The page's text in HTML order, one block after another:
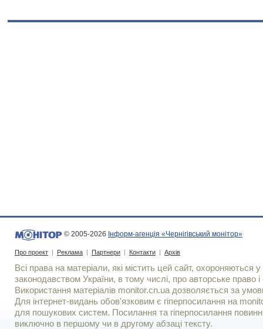
© 2005-2026 Інформ-агенція «Чернігівський монітор»
Про проект | Реклама | Партнери | Контакти | Архів
Всі права на матеріали, які містить цей сайт, охороняються у
законодавством України, в тому числі, про авторське право і
Використання матерiалiв monitor.cn.ua дозволяється за
Для iнтернет-видань обов'язковим є гiперпосилання на
для пошукових систем. Посилання та гіперпосилання
виключно в першому чи в другому абзаці тексту.